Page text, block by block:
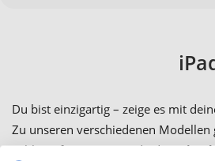
Du bist einzigartig – zeige es mit
Zu unseren verschiedenen
Tablet erfreuen. Wenn du deine